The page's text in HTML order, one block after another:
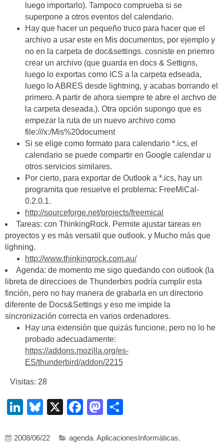
luego importarlo). Tampoco comprueba si se
superpone a otros eventos del calendario.
Hay que hacer un pequeño truco para hacer que el
archivo a usar este en Mis documentos, por ejemplo y
no en la carpeta de doc&settings. cosniste en priemro
crear un archivo (que guarda en docs & Settigns,
luego lo exportas como ICS a la carpeta edseada,
luego lo ABRES desde lightning, y acabas borrando el
primero. A partir de ahora siempre te abre el archvo de
la carpeta deseada.). Otra opción supongo que es
empezar la ruta de un nuevo archivo como
file:///x:/Mis%20document
Si se elige como formato para calendario *.ics, el
calendario se puede compartir en Google calendar u
otros servicios similares.
Por cierto, para exportar de Outlook a *.ics, hay un
programita que resuelve el problema: FreeMiCal-
0.2.0.1.
http://sourceforge.net/projects/freemical
Tareas: con ThinkingRock. Permite ajustar tareas en
proyectos y es más versatil que outlook. y Mucho más que
lighning.
http://www.thinkingrock.com.au/
Agenda: de momento me sigo quedando con outlook (la
libreta de direccioes de Thunderbirs podría cumplir esta
finción, pero no hay manera de grabarla en un directorio
diferente de Docs&Settings y eso me impide la
sincronización correcta en varios ordenadores.
Hay una extensión que quizás funcione, pero no lo he
probado adecuadamente:
https://addons.mozilla.org/es-
ES/thunderbird/addon/2215
Visitas: 28
LinkedIn
Bluesky
X Facebook
Mastodon
2008/06/22 agenda, AplicacionesInformáticas,